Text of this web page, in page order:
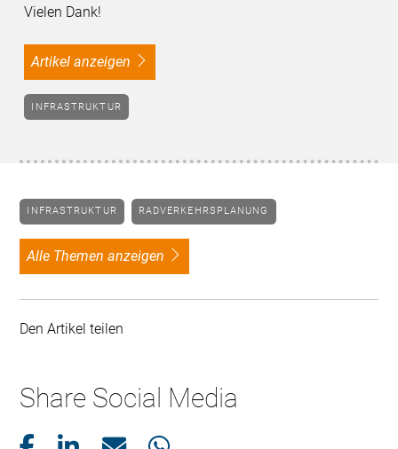
Vielen Dank!
Artikel anzeigen
INFRASTRUKTUR
INFRASTRUKTUR RADVERKEHRSPLANUNG
alle Themen anzeigen
Den Artikel teilen
Share Social Media